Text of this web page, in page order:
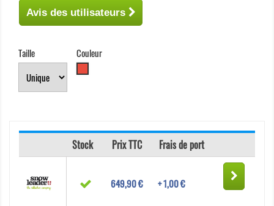
Avis des utilisateurs
Taille
Couleur
Stock Prix TTC Frais de port
649,90 € + 1,00 €